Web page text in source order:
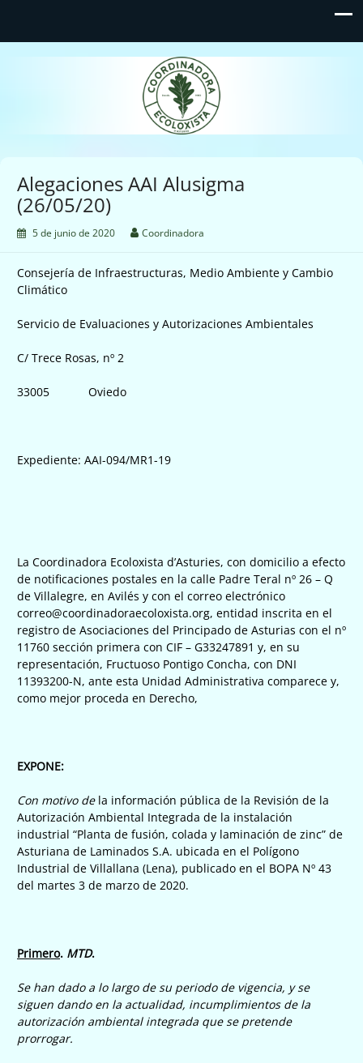
Coordinadora Ecoloxista
d'Asturies
Alegaciones AAI Alusigma
(26/05/20)
5 de junio de 2020 Coordinadora
Consejería de Infraestructuras, Medio Ambiente y Cambio
Climático
Servicio de Evaluaciones y Autorizaciones Ambientales
C/ Trece Rosas, nº 2
33005 Oviedo
Expediente: AAI-094/MR1-19
La Coordinadora Ecoloxista d’Asturies, con domicilio a efecto
de notificaciones postales en la calle Padre Teral nº 26 – Q
de Villalegre, en Avilés y con el correo electrónico
correo@coordinadoraecoloxista.org, entidad inscrita en el
registro de Asociaciones del Principado de Asturias con el nº
11760 sección primera con CIF – G33247891 y, en su
representación, Fructuoso Pontigo Concha, con DNI
11393200-N, ante esta Unidad Administrativa comparece y,
como mejor proceda en Derecho,
EXPONE:
Con motivo de la información pública de la Revisión de la
Autorización Ambiental Integrada de la instalación
industrial “Planta de fusión, colada y laminación de zinc” de
Asturiana de Laminados S.A. ubicada en el Polígono
Industrial de Villallana (Lena), publicado en el BOPA Nº 43
del martes 3 de marzo de 2020.
Primero. MTD.
Se han dado a lo largo de su periodo de vigencia, y se
siguen dando en la actualidad, incumplimientos de la
autorización ambiental integrada que se pretende
prorrogar.